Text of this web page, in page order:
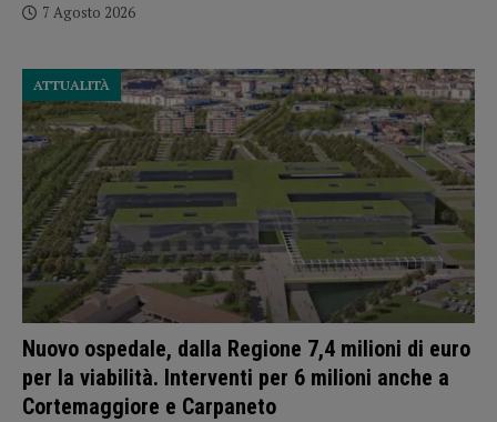
7 Agosto 2026
Nuovo ospedale, dalla Regione 7,4 milioni di euro
per la viabilità. Interventi per 6 milioni anche a
Cortemaggiore e Carpaneto
ATTUALITÀ